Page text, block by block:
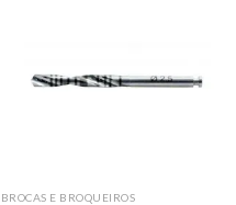
BROCAS E BROQUEIROS